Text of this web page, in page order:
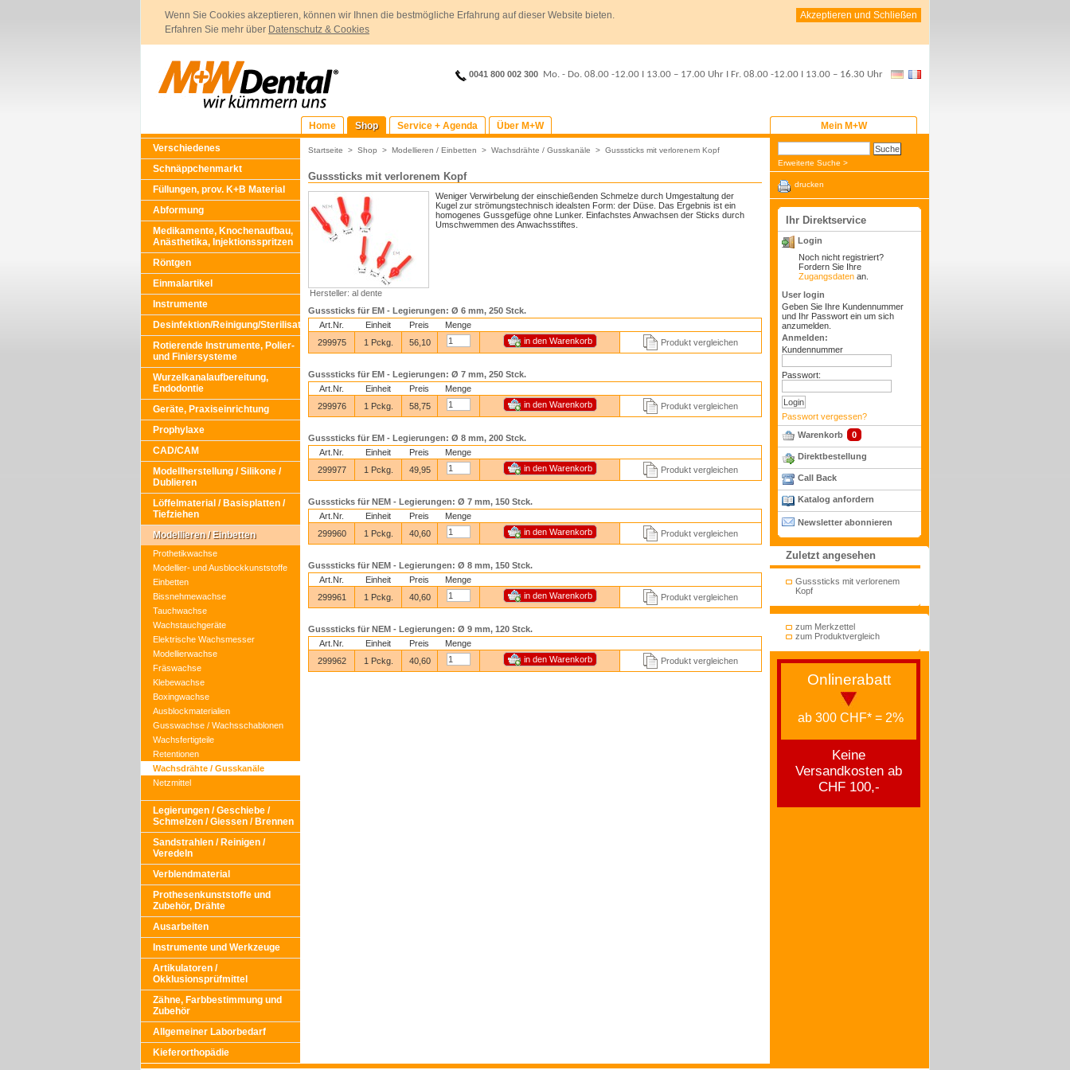
Wenn Sie Cookies akzeptieren, können wir Ihnen die bestmögliche Erfahrung auf dieser Website bieten.
Erfahren Sie mehr über Datenschutz & Cookies
Akzeptieren und Schließen
0041 800 002 300 Mo. - Do. 08.00 -12.00 I 13.00 – 17.00 Uhr I Fr. 08.00 -12.00 I 13.00 – 16.30 Uhr
Home Shop Service + Agenda Über M+W
Mein M+W
Verschiedenes
Schnäppchenmarkt
Füllungen, prov. K+B Material
Abformung
Medikamente, Knochenaufbau,
Anästhetika, Injektionsspritzen
Röntgen
Einmalartikel
Instrumente
Desinfektion/Reinigung/Sterilisation
Rotierende Instrumente, Polier-
und Finiersysteme
Wurzelkanalaufbereitung,
Endodontie
Geräte, Praxiseinrichtung
Prophylaxe
CAD/CAM
Modellherstellung / Silikone /
Dublieren
Löffelmaterial / Basisplatten /
Tiefziehen
Modellieren / Einbetten
Prothetikwachse
Modellier- und Ausblockkunststoffe
Einbetten
Bissnehmewachse
Tauchwachse
Wachstauchgeräte
Elektrische Wachsmesser
Modellierwachse
Fräswachse
Klebewachse
Boxingwachse
Ausblockmaterialien
Gusswachse / Wachsschablonen
Wachsfertigteile
Retentionen
Wachsdrähte / Gusskanäle
Netzmittel
Legierungen / Geschiebe /
Schmelzen / Giessen / Brennen
Sandstrahlen / Reinigen /
Veredeln
Verblendmaterial
Prothesenkunststoffe und
Zubehör, Drähte
Ausarbeiten
Instrumente und Werkzeuge
Artikulatoren /
Okklusionsprüfmittel
Zähne, Farbbestimmung und
Zubehör
Allgemeiner Laborbedarf
Kieferorthopädie
Startseite > Shop > Modellieren / Einbetten > Wachsdrähte / Gusskanäle > Gusssticks mit verlorenem Kopf
Gusssticks mit verlorenem Kopf
Hersteller: al dente
Weniger Verwirbelung der einschießenden Schmelze durch Umgestaltung der
Kugel zur strömungstechnisch idealsten Form: der Düse. Das Ergebnis ist ein
homogenes Gussgefüge ohne Lunker. Einfachstes Anwachsen der Sticks durch
Umschwemmen des Anwachsstiftes.
Gusssticks für EM - Legierungen: Ø 6 mm, 250 Stck.
Art.Nr.
Einheit Preis
Menge
299975
1 Pckg. 56,10 Produkt vergleichen
Gusssticks für EM - Legierungen: Ø 7 mm, 250 Stck.
Art.Nr.
Einheit Preis
Menge
299976
1 Pckg. 58,75 Produkt vergleichen
Gusssticks für EM - Legierungen: Ø 8 mm, 200 Stck.
Art.Nr.
Einheit Preis
Menge
299977
1 Pckg. 49,95 Produkt vergleichen
Gusssticks für NEM - Legierungen: Ø 7 mm, 150 Stck.
Art.Nr.
Einheit Preis
Menge
299960
1 Pckg. 40,60 Produkt vergleichen
Gusssticks für NEM - Legierungen: Ø 8 mm, 150 Stck.
Art.Nr.
Einheit Preis
Menge
299961
1 Pckg. 40,60 Produkt vergleichen
Gusssticks für NEM - Legierungen: Ø 9 mm, 120 Stck.
Art.Nr.
Einheit Preis
Menge
299962
1 Pckg. 40,60 Produkt vergleichen
Erweiterte Suche >
drucken
Ihr Direktservice
Login
Noch nicht registriert?
Fordern Sie Ihre
Zugangsdaten an.
User login
Geben Sie Ihre Kundennummer
und Ihr Passwort ein um sich
anzumelden.
Anmelden:
Kundennummer
Passwort:
Passwort vergessen?
Warenkorb
0
Direktbestellung
Call Back
Katalog anfordern
Newsletter abonnieren
Zuletzt angesehen
Gusssticks mit verlorenem
Kopf
zum Merkzettel
zum Produktvergleich
Onlinerabatt
ab 300 CHF* = 2%
Keine
Versandkosten ab
CHF 100,-